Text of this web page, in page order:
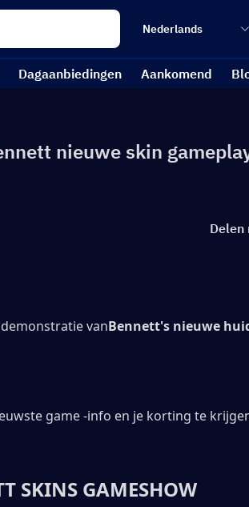
Nederlands
Dagaanbiedingen Aankomend
nieuwe skin
Delen
vanBennett's nieuwe
game -info en je korting te
SKINS GAMESHOW